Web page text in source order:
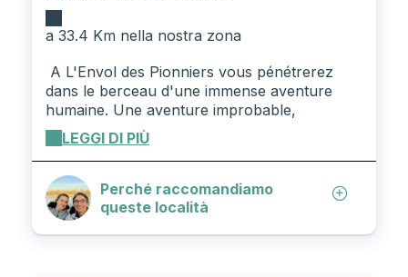
a 33.4 Km nella nostra zona
A L'Envol des Pionniers vous pénétrerez
dans le berceau d'une immense aventure
humaine. Une aventure improbable,
rocambolesque, épique, romanesque,
tragique, flamboyante.... L'aéropostale, c'est
une aventure riche et inspirante qui nous est
léguée par le visionnaire Latécoère, les
pilotes Saint Exupéry, Mermoz, Guillaumet et
les centaines d'hommes et de femmes
LEGGI DI PIÙ
Perché raccomandiamo
queste località